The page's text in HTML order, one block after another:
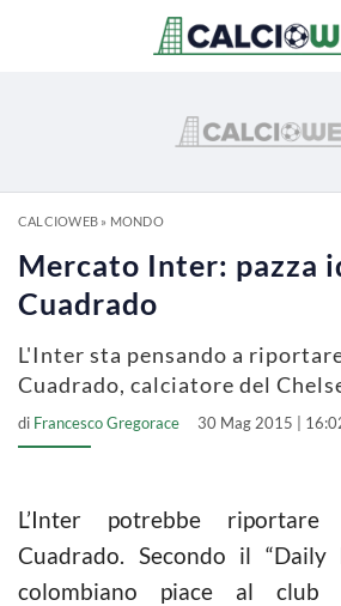
CALCIOWEB» MONDO
Mercato Inter: pazza
Cuadrado
L'Inter sta pensando a
Cuadrado, calciatore del
di Francesco Gregorace 30 Mag 2015 |
L’Inter potrebbe
Cuadrado. Secondo il “Daily
colombiano piace al club